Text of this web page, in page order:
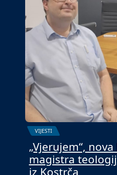
VIJESTI
„Vjerujem“,
magistra
iz Kostrča